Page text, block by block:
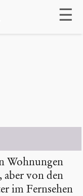
Wohnungen
von den
im Fernsehen